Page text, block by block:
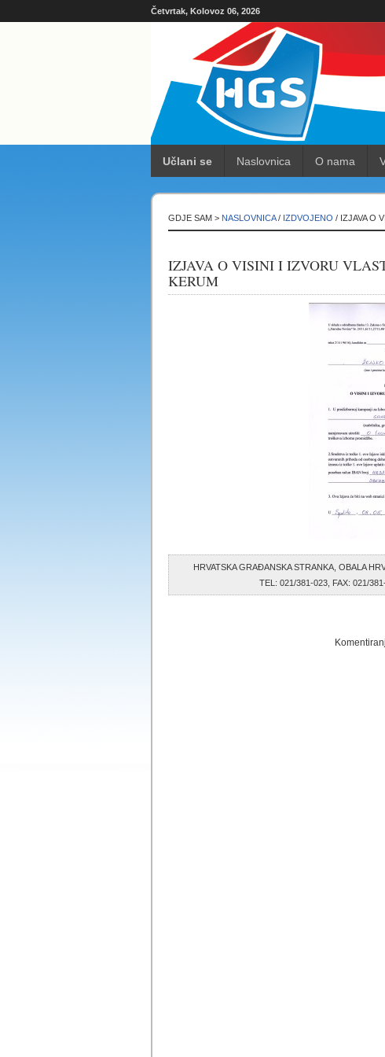
Četvrtak, Kolovoz 06, 2026
Učlani se Naslovnica O nama
GDJE SAM > NASLOVNICA/ IZDVOJENO / IZJAVA O
IZJAVA O VISINI I IZVORU
KERUM
HRVATSKA GRAĐANSKA STRANKA, OBALA
TEL: 021/381-023, FAX: 021/